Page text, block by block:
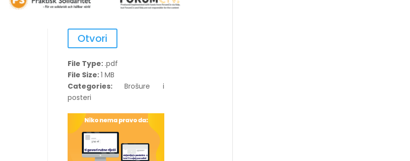
Otvori
File Type: .pdf
File Size:1 MB
Categories:Brošure i
posteri